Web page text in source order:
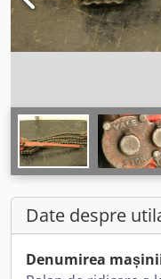
Date despre
Denumirea